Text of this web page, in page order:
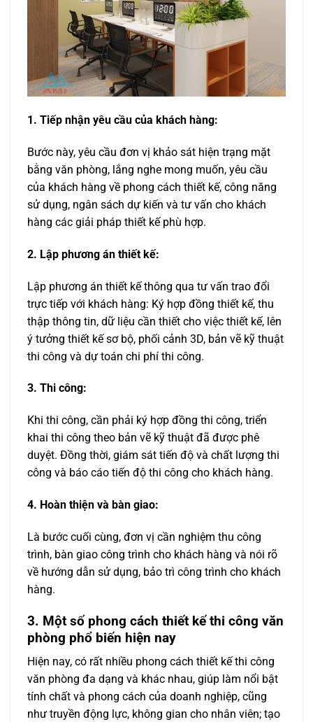
1. Tiếp nhận yêu cầu của khách hàng:
Bước này, yêu cầu đơn vị khảo sát hiện trạng mặt
bằng văn phòng, lắng nghe mong muốn, yêu cầu
của khách hàng về phong cách thiết kế, công năng
sử dụng, ngân sách dự kiến và tư vấn cho khách
hàng các giải pháp thiết kế phù hợp.
2. Lập phương án thiết kế:
Lập phương án thiết kế thông qua tư vấn trao đổi
trực tiếp với khách hàng: Ký hợp đồng thiết kế, thu
thập thông tin, dữ liệu cần thiết cho việc thiết kế, lên
ý tưởng thiết kế sơ bộ, phối cảnh 3D, bản vẽ kỹ thuật
thi công và dự toán chi phí thi công.
3. Thi công:
Khi thi công, cần phải ký hợp đồng thi công, triển
khai thi công theo bản vẽ kỹ thuật đã được phê
duyệt. Đồng thời, giám sát tiến độ và chất lượng thi
công và báo cáo tiến độ thi công cho khách hàng.
4. Hoàn thiện và bàn giao:
Là bước cuối cùng, đơn vị cần nghiệm thu công
trình, bàn giao công trình cho khách hàng và nói rõ
về hướng dẫn sử dụng, bảo trì công trình cho khách
hàng.
3. Một số phong cách thiết kế thi công văn
phòng phổ biến hiện nay
Hiện nay, có rất nhiều phong cách thiết kế thi công
văn phòng đa dạng và khác nhau, giúp làm nổi bật
tính chất và phong cách của doanh nghiệp, cũng
như truyền động lực, không gian cho nhân viên; tạo